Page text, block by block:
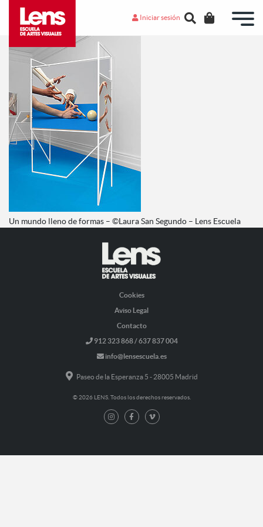
Iniciar sesión
Un mundo lleno de formas – ©Laura San Segundo – Lens Escuela
Cookies
Aviso Legal
Contacto
912 323 868 / 637 837 004
info@lensescuela.es
Paseo de la Esperanza 5 - 28005 Madrid
© 2026 LENS. Todos los derechos reservados.